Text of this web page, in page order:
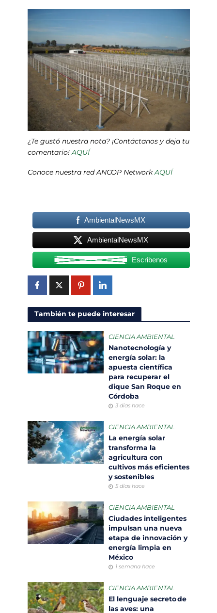
¿Te gustó nuestra nota? ¡Contáctanos y deja tu
comentario!AQUÍ
Conoce nuestra red ANCOP NetworkAQUÍ
AmbientalNewsMX
AmbientalNewsMX
Escribenos
También te puede interesar
CIENCIA AMBIENTAL
Nanotecnología y
energía solar: la
apuesta científica
para recuperar el
dique San Roque en
Córdoba
3 días hace
CIENCIA AMBIENTAL
La energía solar
transforma la
agricultura con
cultivos más eficientes
y sostenibles
5 días hace
CIENCIA AMBIENTAL
Ciudades inteligentes
impulsan una nueva
etapa de innovación y
energía limpia en
México
1 semana hace
CIENCIA AMBIENTAL
El lenguaje secreto de
las aves: una